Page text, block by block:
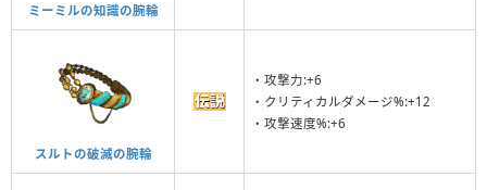
ミーミルの知識の腕輪
スルトの破滅の腕輪
・攻撃力:+6
・クリティカルダメージ%:+12
・攻撃速度%:+6